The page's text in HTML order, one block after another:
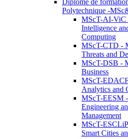
Diplôme de
Polytechnique -
MScT-AI-ViC
Intelligence
Computing
MScT-CTD -
Threats and
MScT-DSB -
Business
MScT-
Analytics and
MScT-EESM
Engineering
Management
MScT-
Smart Cities